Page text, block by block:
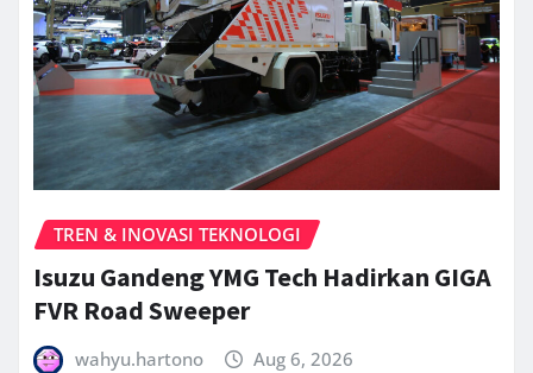
TREN & INOVASI TEKNOLOGI
Isuzu Gandeng YMG Tech Hadirkan GIGA
FVR Road Sweeper
wahyu.hartono Aug 6, 2026